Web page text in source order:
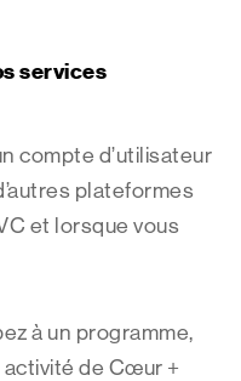
services
compte d’utilisateur
plateformes
et lorsque vous
à un programme,
activité de Cœur +